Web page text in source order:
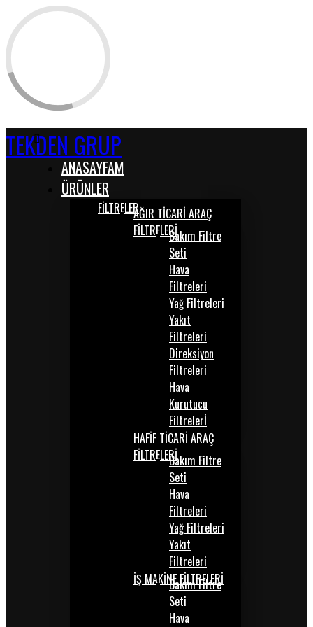
TEKDEN GRUP
ANASAYFAM
ÜRÜNLER
FİLTRELERAĞIR TİCARİ ARAÇ
FİLTRELERİBakım Filtre
Seti
Hava
Filtreleri
Yağ Filtreleri
Yakıt
Filtreleri
Direksiyon
Filtreleri
Hava
Kurutucu
Filtrelerİ
HAFİF TİCARİ ARAÇ
FİLTRELERİBakım Filtre
Seti
Hava
Filtreleri
Yağ Filtreleri
Yakıt
Filtreleri
İŞ MAKİNE FİLTRELERİ
Bakım Filtre
Seti
Hava